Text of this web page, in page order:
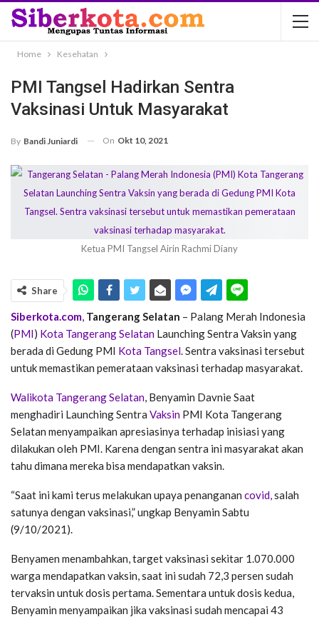
Home Kesehatan
PMI Tangsel Hadirkan Sentra
Vaksinasi Untuk Masyarakat
By Bandi Juniardi On Okt 10, 2021
Ketua PMI Tangsel Airin Rachmi Diany
Share
Siberkota.com, Tangerang Selatan – Palang Merah Indonesia
(PMI) Kota Tangerang Selatan Launching Sentra Vaksin yang
berada di Gedung PMI Kota Tangsel. Sentra vaksinasi tersebut
untuk memastikan pemerataan vaksinasi terhadap masyarakat.
Walikota Tangerang Selatan, Benyamin Davnie Saat
menghadiri Launching Sentra Vaksin PMI Kota Tangerang
Selatan menyampaikan apresiasinya terhadap inisiasi yang
dilakukan oleh PMI. Karena dengan sentra ini masyarakat akan
tahu dimana mereka bisa mendapatkan vaksin.
“Saat ini kami terus melakukan upaya penanganan covid,salah
satunya dengan vaksinasi,” ungkap Benyamin Sabtu
(9/10/2021).
Benyamen menambahkan, target vaksinasi sekitar 1.070.000
warga mendapatkan vaksin, saat ini sudah 72,3 persen sudah
tervaksin untuk dosis pertama. Sementara untuk dosis kedua,
Benyamin menyampaikan jika vaksinasi sudah mencapai 43